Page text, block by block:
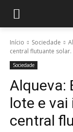
Início Sociedade
central flutuante solar.
Sociedade
Alqueva:
lote e
central